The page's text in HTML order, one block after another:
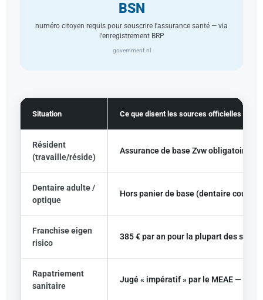
BSN
numéro citoyen requis pour souscrire l'assurance santé — via
l'enregistrement BRP
government.nl
Situation Ce que disent les sources officielles
Résident
(travaille/réside)
Assurance de base Zvw obligatoire
Dentaire adulte /
optique
Hors panier de base (dentaire couvert
Franchise eigen
risico
385 € par an pour la plupart des soins
Rapatriement
sanitaire
Jugé « impératif » par le MEAE —